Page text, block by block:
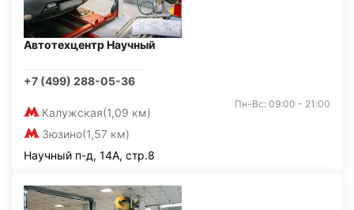
Автотехцентр Научный
+7 (499) 288-05-36
Калужская(1,09 км)
Зюзино(1,57 км)
Пн-Вс: 09:00 - 21:00
Научный п-д, 14А, стр.8